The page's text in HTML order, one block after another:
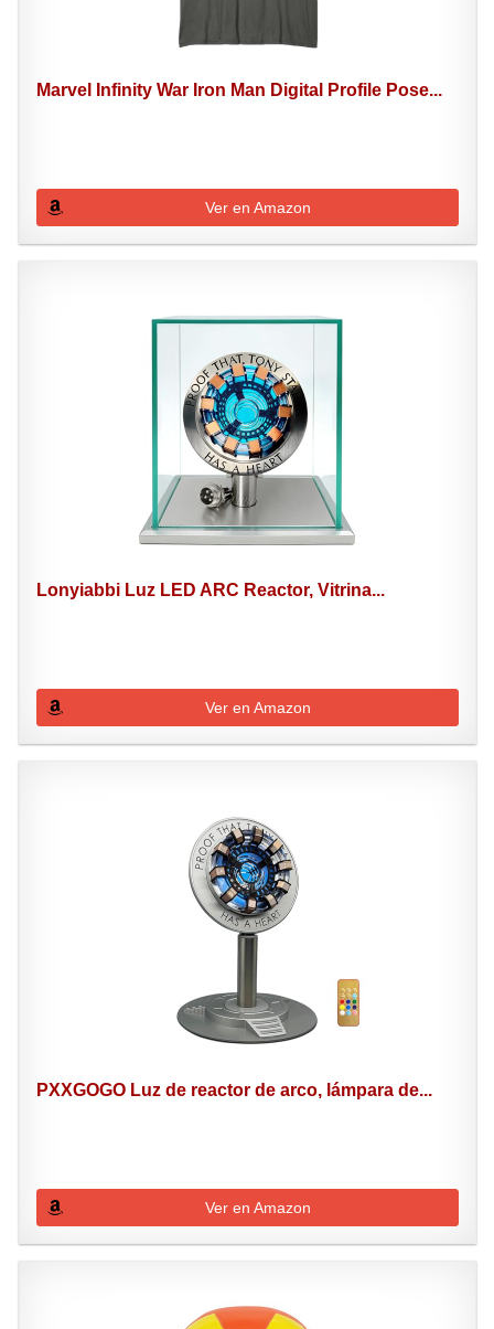
Marvel Infinity War Iron Man Digital Profile Pose...
Ver en Amazon
Lonyiabbi Luz LED ARC Reactor, Vitrina...
Ver en Amazon
PXXGOGO Luz de reactor de arco, lámpara de...
Ver en Amazon